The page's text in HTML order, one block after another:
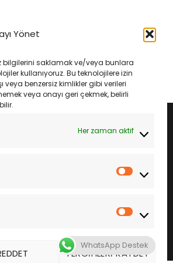
Yönet
bilgilerini saklamak ve/veya bunlara
kullanıyoruz. Bu teknolojilere izin
veya benzersiz kimlikler gibi verileri
veya onayı geri çekmek, belirli
Her zaman aktif
İstatistik
TERCIHLERI KAYDET
Yamaha Xsr 700 Abs 16-19 Dıd
525Vx3 108L Xrıng Çelik Zincir
fiyat:
₺6,225.00.
andaki
fiyat:
₺5,850.00.
SEPETE EKLE
WhatsApp Destek